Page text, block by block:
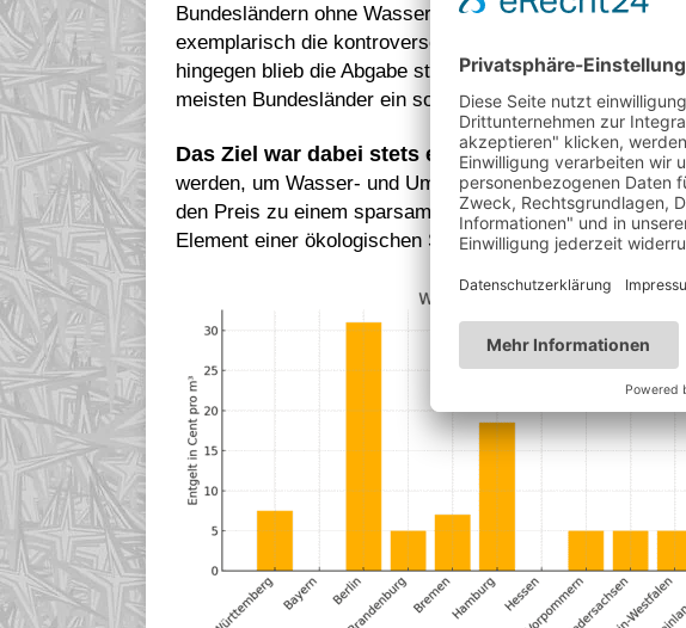
Bundesländern ohne Wasserabgabe kommen könnte.
exemplarisch die kontroverse politische Geschichte der
hingegen blieb die Abgabe stabil bestehen. Bis Ende der
meisten Bundesländer ein solches Entgelt eingeführt.
Das Ziel war dabei stets ein Doppeleffekt:
werden, um Wasser- und Umweltschutz zu finanzieren,
den Preis zu einem sparsamen Umgang mit Wasser
Element einer ökologischen Steuerreform.